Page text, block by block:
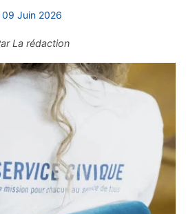
09 Juin 2026
La rédaction